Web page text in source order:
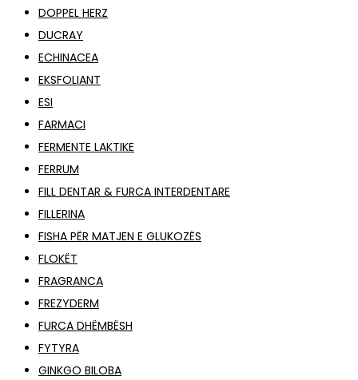
DOPPEL HERZ
DUCRAY
ECHINACEA
EKSFOLIANT
ESI
FARMACI
FERMENTE LAKTIKE
FERRUM
FILL DENTAR & FURCA INTERDENTARE
FILLERINA
FISHA PËR MATJEN E GLUKOZËS
FLOKËT
FRAGRANCA
FREZYDERM
FURCA DHËMBËSH
FYTYRA
GINKGO BILOBA